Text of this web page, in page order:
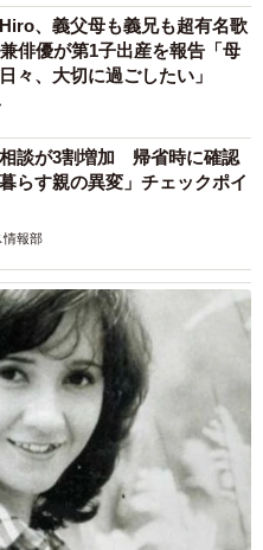
4/7
さんのツイートより
、義父母も義兄も超有名歌
俳優が第1子出産を報告「母
々、大切に過ごしたい」
談が3割増加 帰省時に確認
らす親の異変」チェックポイ
情報部